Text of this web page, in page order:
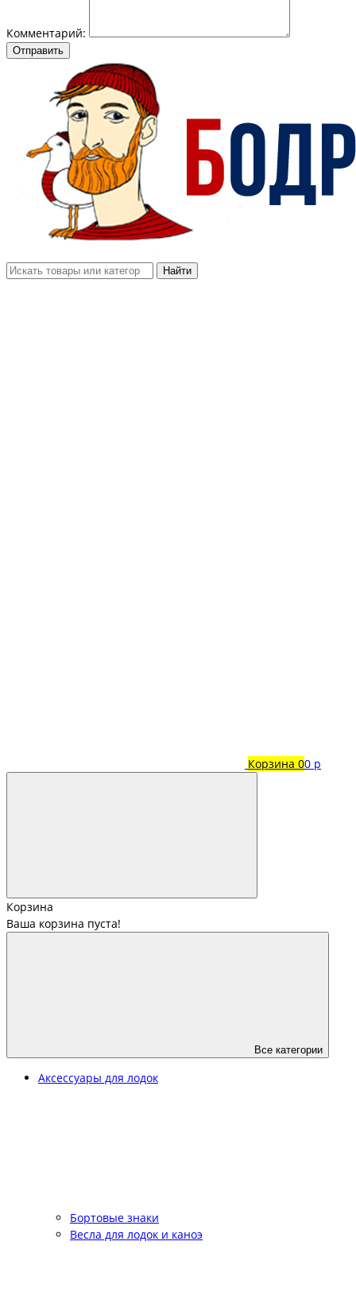
Комментарий:
Отправить
Найти
Корзина 00 р
Корзина
Ваша корзина пуста!
Все категории
Аксессуары для лодок
Бортовые знаки
Весла для лодок и каноэ